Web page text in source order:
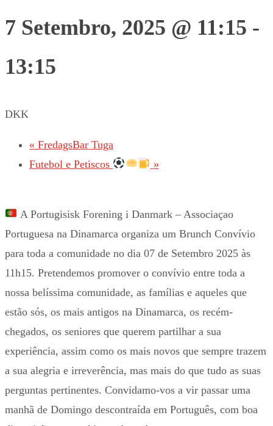
7 Setembro, 2025 @ 11:15 -
13:15
DKK
« FredagsBar Tuga
Futebol e Petiscos
»
A Portugisisk Forening i Danmark – Associaçao
Portuguesa na Dinamarca organiza um Brunch Convívio
para toda a comunidade no dia 07 de Setembro 2025 às
11h15. Pretendemos promover o convívio entre toda a
nossa belíssima comunidade, as famílias e aqueles que
estão sós, os mais antigos na Dinamarca, os recém-
chegados, os seniores que querem partilhar a sua
experiência, assim como os mais novos que sempre trazem
a sua alegria e irreverência, mas mais do que tudo as suas
perguntas pertinentes. Convidamo-vos a vir passar uma
manhã de Domingo descontraída em Português, com boa